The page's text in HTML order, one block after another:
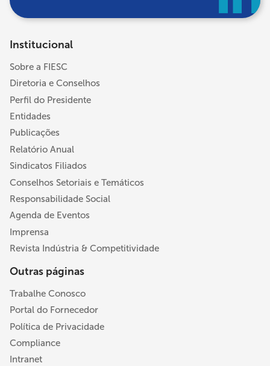
Institucional
Sobre a FIESC
Diretoria e Conselhos
Perfil do Presidente
Entidades
Publicações
Relatório Anual
Sindicatos Filiados
Conselhos Setoriais e Temáticos
Responsabilidade Social
Agenda de Eventos
Imprensa
Revista Indústria & Competitividade
Outras páginas
Trabalhe Conosco
Portal do Fornecedor
Política de Privacidade
Compliance
Intranet